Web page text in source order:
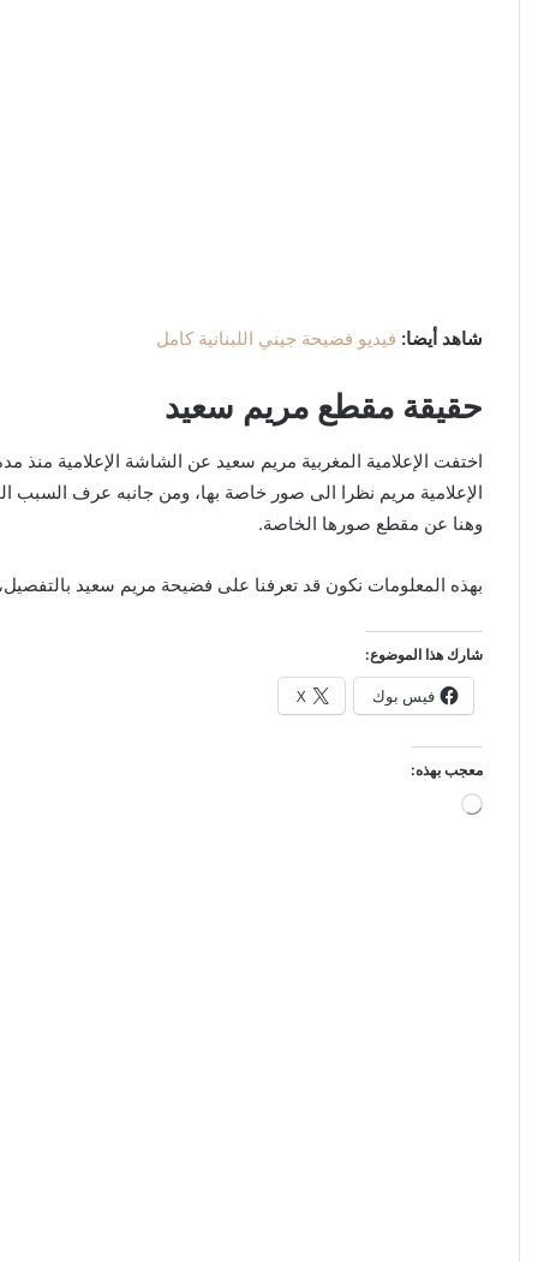
شاهد أيضا: فيديو فضيحة جيني اللبنانية كامل
حقيقة مقطع مريم سعيد
اختفت الإعلامية المغربية مريم سعيد عن الشاشة الإعلامية
الإعلامية مريم نظرا الى صور خاصة بها، ومن جانبه عرف السبب
وهنا عن مقطع صورها الخاصة.
بهذه المعلومات نكون قد تعرفنا على فضيحة مريم سعيد
شارك هذا الموضوع:
فيس بوك X
معجب بهذه:
جاري